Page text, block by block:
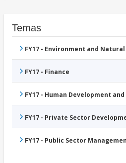
Temas
FY17 - Environment and
FY17 - Finance
FY17 - Human Development
FY17 - Private Sector
FY17 - Public Sector